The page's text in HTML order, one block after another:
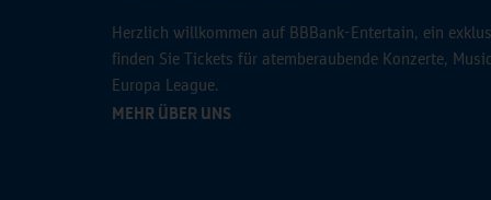
Herzlich willkommen auf BBBank-Entertain, ein
finden Sie Tickets für atemberaubende Konzerte,
Europa League.
MEHR ÜBER UNS